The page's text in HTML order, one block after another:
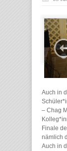
Auch in
– Chag
Finale
nämlich
Auch in